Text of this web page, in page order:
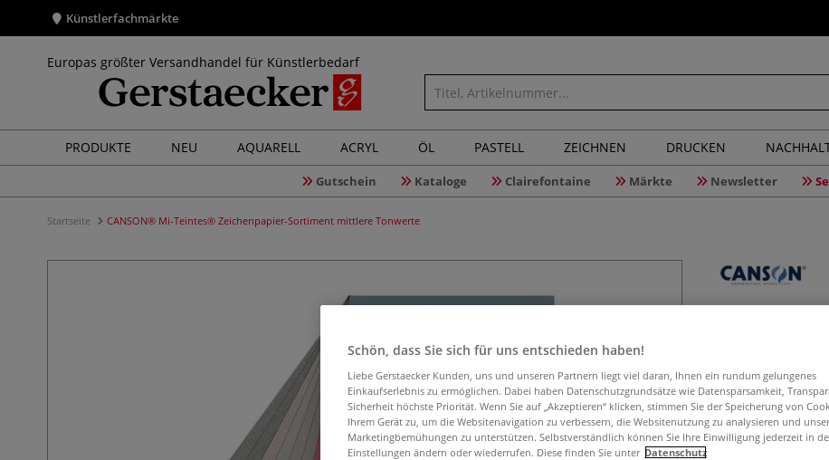
Künstlerfachmärkte
Europas größter Versandhandel für Künstlerbedarf
PRODUKTE NEU AQUARELL ACRYL ÖL PASTELL ZEICHNEN DRUCKEN
Gutschein Kataloge Clairefontaine Märkte Newsletter
Startseite CANSON® Mi-Teintes® Zeichenpapier-Sortiment mittlere Tonwerte
Das CANSON®
Zeichenpapier mit
Farbe 2 Bogen =
Schön, dass Sie sich für uns entschieden haben!
Liebe Gerstaecker Kunden, uns und unseren Partnern liegt viel daran, Ihnen ein rundum gelungenes
Einkaufserlebnis zu ermöglichen. Dabei haben Datenschutzgrundsätze wie Datensparsamkeit,
Sicherheit höchste Priorität. Wenn Sie auf „Akzeptieren“ klicken, stimmen Sie der Speicherung von
Ihrem Gerät zu, um die Websitenavigation zu verbessern, die Websitenutzung zu analysieren und
Marketingbemühungen zu unterstützen. Selbstverständlich können Sie Ihre Einwilligung jederzeit in
Einstellungen ändern oder wiederrufen. Diese finden Sie unter Datenschutz